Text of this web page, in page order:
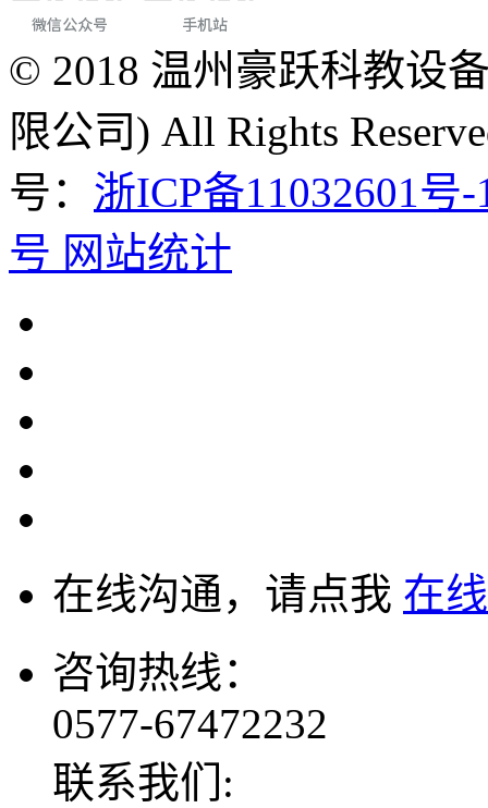
© 2018 温州豪跃科教设
限公司) All Rights
号： 浙ICP备11032601号-
号 网站统计
在线沟通，请点我 在
咨询热线：
0577-67472232
联系我们: